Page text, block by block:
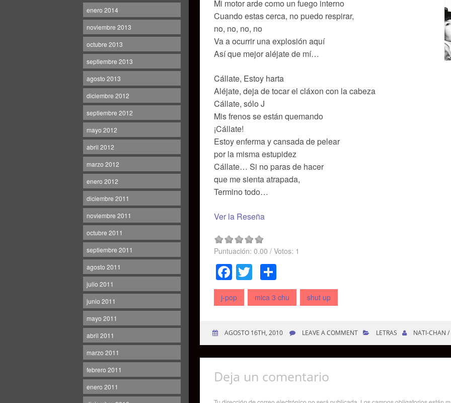
enero 2014
noviembre 2013
octubre 2013
septiembre 2013
agosto 2013
diciembre 2012
septiembre 2012
mayo 2012
abril 2012
marzo 2012
enero 2012
diciembre 2011
noviembre 2011
octubre 2011
septiembre 2011
agosto 2011
julio 2011
junio 2011
mayo 2011
abril 2011
marzo 2011
febrero 2011
enero 2011
Mi motor arde como un fuego interno
Cuando estas cerca, no puedo respirar,
no, no, no, no
Va a ocurrir una explosión aquí
Así que mejor aléjate de mí…
Cállate, Estoy harta
Aléjate, deja de tocar el cláxon con la cabeza
Cállate, sólo J
Mis frenos se están quemando
¡Cállate!
Estoy enferma y cansada de pelear
por la misma estupidez
Cállate… Si no paras de hacer
que me sienta atrapada,
Termino todo…
Ver la Reseña
Puntuación: 0.00 / Votos: 1
Facebook
Twitter
j-pop mica 3 chu shut up
AGOSTO 16TH, 2010 LEAVE A COMMENT LETRAS NATI-CHAN
Deja un comentario